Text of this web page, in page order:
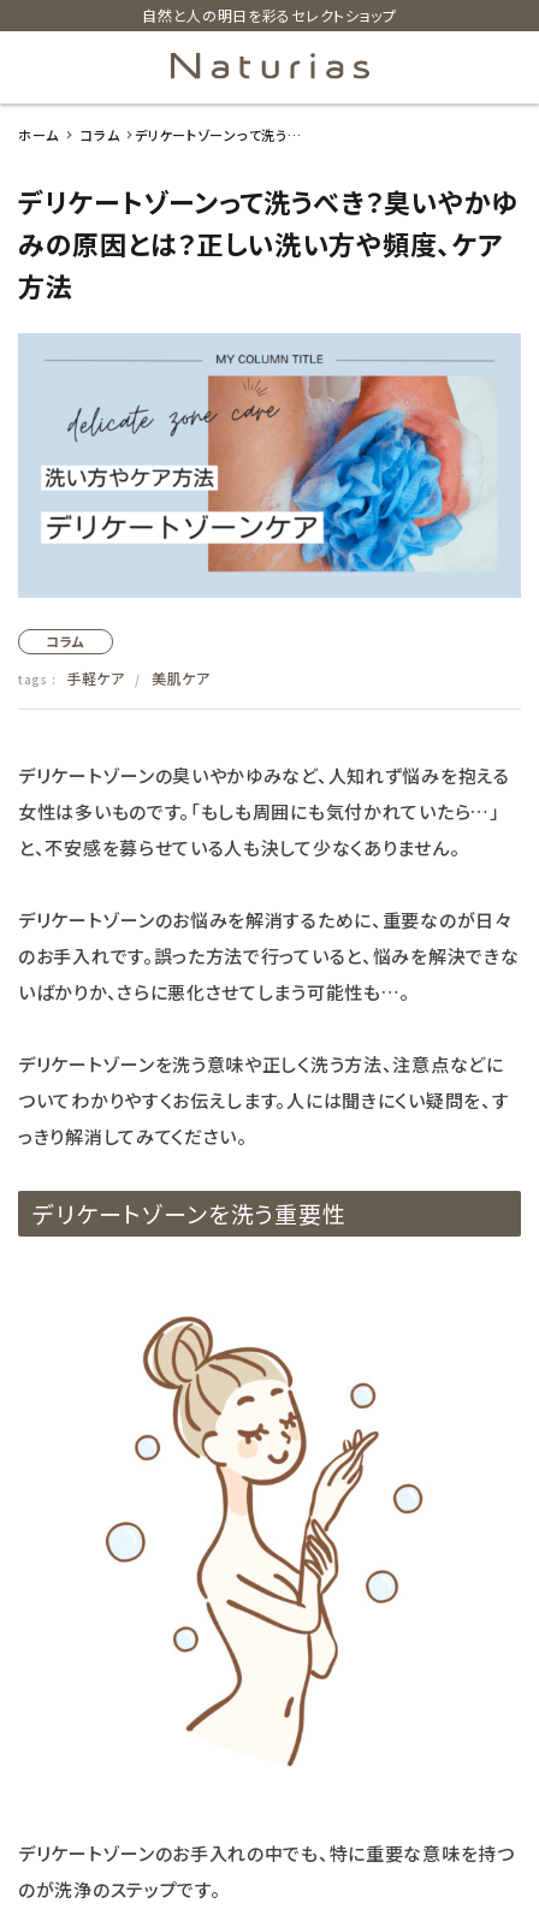
自然と人の明日を彩るセレクトショップ
ホーム
新着商品
カテゴリーから探す
美容・コスメ・香水
衛生用品
日用品雑貨
フェムケア
インナー・下着・ナイトウェア
キッチン用品
フード
ブランド
オリジナルブランド
エコリュクス
エコメイト
ナチュラプラス
ご利用ガイド等
ホーム コラム
デリケートゾーンって洗うべ
ア方法
デリケートゾーンって洗うべき？臭いやかゆ
みの原因とは？正しい洗い方や頻度、ケア
方法
コラム
tags : 手軽ケア / 美肌ケア
デリケートゾーンの臭いやかゆみなど、人知れず悩みを抱える
女性は多いものです。「もしも周囲にも気付かれていたら…」
と、不安感を募らせている人も決して少なくありません。
デリケートゾーンのお悩みを解消するために、重要なのが日々
のお手入れです。誤った方法で行っていると、悩みを解決できな
いばかりか、さらに悪化させてしまう可能性も…。
デリケートゾーンを洗う意味や正しく洗う方法、注意点などに
ついてわかりやすくお伝えします。人には聞きにくい疑問を、す
っきり解消してみてください。
デリケートゾーンを洗う重要性
デリケートゾーンのお手入れの中でも、特に重要な意味を持つ
のが洗浄のステップです。